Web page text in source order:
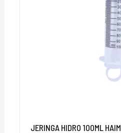
JERINGA HIDRO 100ML HAIM